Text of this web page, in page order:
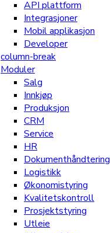
API plattform
Integrasjoner
Mobil applikasjon
Developer
column-break
Moduler
Salg
Innkjøp
Produksjon
CRM
Service
HR
Dokumenthåndtering
Logistikk
Økonomistyring
Kvalitetskontroll
Prosjektstyring
Utleie